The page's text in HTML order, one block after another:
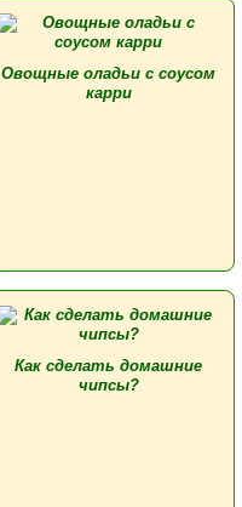
Овощные оладьи с соусом
карри
Как сделать домашние
чипсы?